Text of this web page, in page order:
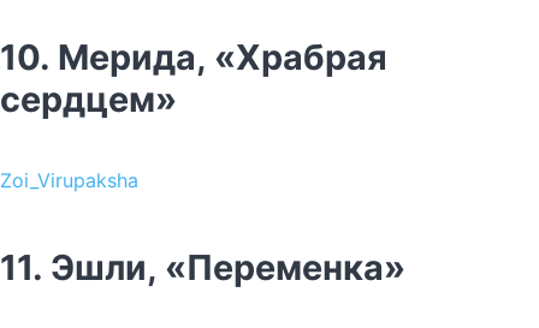
10. Мерида, «Храбрая
сердцем»
Zoi_Virupaksha
11. Эшли, «Переменка»